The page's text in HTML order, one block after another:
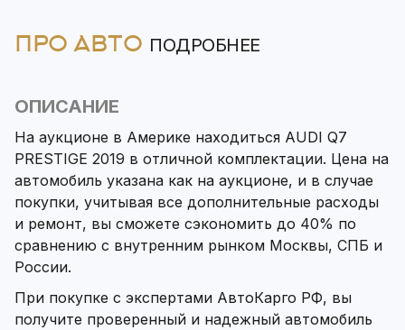
ПРО АВТО ПОДРОБНЕЕ
ОПИСАНИЕ
На аукционе в Америке находиться AUDI Q7
PRESTIGE 2019 в отличной комплектации. Цена на
автомобиль указана как на аукционе, и в случае
покупки, учитывая все дополнительные расходы
и ремонт, вы сможете сэкономить до 40% по
сравнению с внутренним рынком Москвы, СПБ и
России.
При покупке с экспертами АвтоКарго РФ, вы
получите проверенный и надежный автомобиль